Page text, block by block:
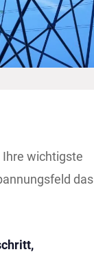
wichtigste
das